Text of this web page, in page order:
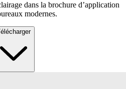
dans la brochure d’application
modernes.